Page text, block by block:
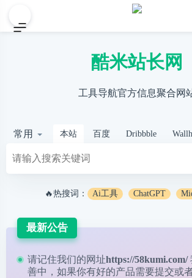
酷米站长网
工具导航官方信息聚合网
常用 本站 百度 Dribbble
🔥热搜词： Ai工具 ChatGPT
最新公告
请记住我们的网址https://58kumi.com/
善中，如果你有好的产品需要提交或